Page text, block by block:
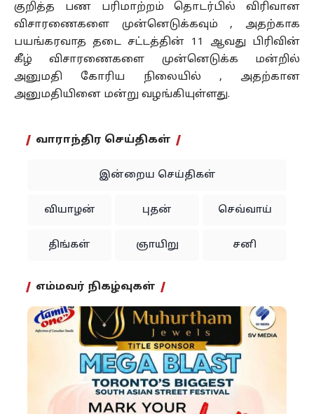
குறித்த பண பரிமாற்றம் தொடர்பில் விரிவான
விசாரணைகளை முன்னெடுக்கவும் , அதற்காக
பயங்கரவாத தடை சட்டத்தின் 11 ஆவது பிரிவின்
கீழ் விசாரணைகளை முன்னெடுக்க மன்றில்
அனுமதி கோரிய நிலையில் , அதற்கான
அனுமதியினை மன்று வழங்கியுள்ளது.
வாராந்திர செய்திகள்
இன்றைய செய்திகள்
வியாழன் புதன் செவ்வாய்
திங்கள் ஞாயிறு சனி
எம்மவர் நிகழ்வுகள்